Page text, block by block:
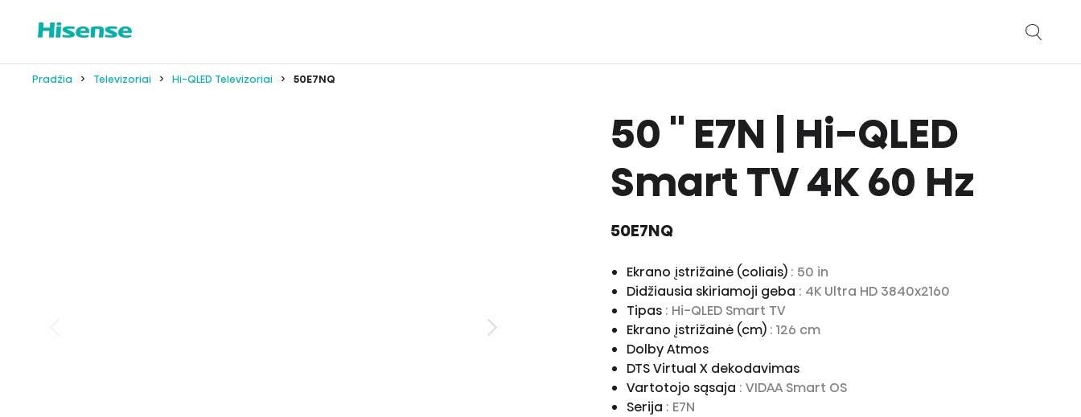
Pradžia Televizoriai Hi-QLED Televizoriai 50E7NQ
50 '' E7N | Hi-QLED
Smart TV 4K 60 Hz
50E7NQ
Ekrano įstrižainė (coliais) : 50 in
Didžiausia skiriamoji geba : 4K Ultra HD 3840x2160
Tipas : Hi-QLED Smart TV
Ekrano įstrižainė (cm) : 126 cm
Dolby Atmos
DTS Virtual X dekodavimas
Vartotojo sąsaja : VIDAA Smart OS
Serija : E7N